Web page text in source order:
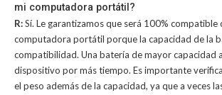
mi computadora portátil?
R:Sí. Le garantizamos que será 100% compatible
computadora portátil porque la capacidad de la
compatibilidad. Una batería de mayor capacidad
dispositivo por más tiempo. Es importante
el peso además de la capacidad, ya que a veces